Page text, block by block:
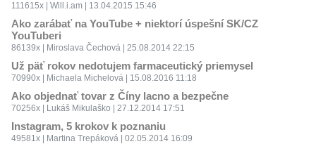
111615x | Will.i.am | 13.04.2015 15:46
Ako zarábať na YouTube + niektorí úspešní SK/CZ
YouTuberi
86139x | Miroslava Čechová | 25.08.2014 22:15
Už päť rokov nedotujem farmaceutický priemysel
70990x | Michaela Michelová | 15.08.2016 11:18
Ako objednať tovar z Číny lacno a bezpečne
70256x | Lukáš Mikulaško | 27.12.2014 17:51
Instagram, 5 krokov k poznaniu
49581x | Martina Trepáková | 02.05.2014 16:09